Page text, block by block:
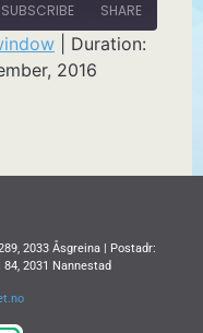
SUBSCRIBE SHARE
Duration:
2016
2033 Åsgreina | Postadr:
2031 Nannestad